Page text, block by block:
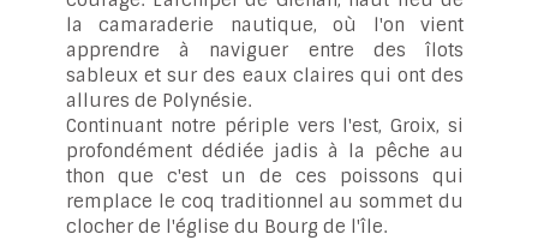
la camaraderie nautique, où l'on vient
apprendre à naviguer entre des îlots
sableux et sur des eaux claires qui ont des
allures de Polynésie.
Continuant notre périple vers l'est, Groix, si
profondément dédiée jadis à la pêche au
thon que c'est un de ces poissons qui
remplace le coq traditionnel au sommet du
clocher de l'église du Bourg de l'île.